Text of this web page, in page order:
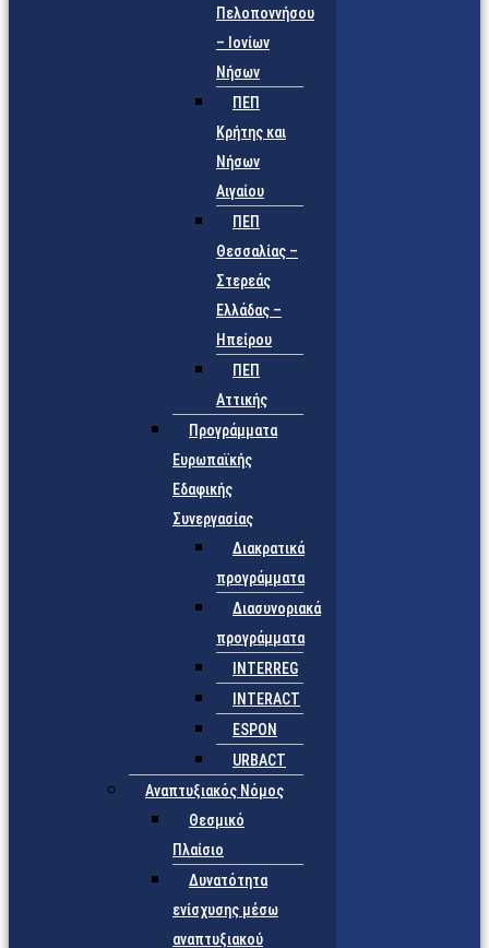
Πελοποννήσου
– Ιονίων
Νήσων
ΠΕΠ
Κρήτης και
Νήσων
Αιγαίου
ΠΕΠ
Θεσσαλίας –
Στερεάς
Ελλάδας –
Ηπείρου
ΠΕΠ
Αττικής
Προγράμματα
Ευρωπαϊκής
Εδαφικής
Συνεργασίας
Διακρατικά
προγράμματα
Διασυνοριακά
προγράμματα
INTERREG
INTERACT
ESPON
URBACT
Αναπτυξιακός Νόμος
Θεσμικό
Πλαίσιο
Δυνατότητα
ενίσχυσης μέσω
αναπτυξιακού